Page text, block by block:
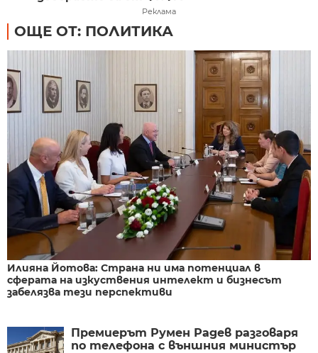
Реклама
ОЩЕ ОТ: ПОЛИТИКА
Илияна Йотова: Страна ни има потенциал в
сферата на изкуствения интелект и бизнесът
забелязва тези перспективи
Премиерът Румен Радев разговаря
по телефона с външния министър